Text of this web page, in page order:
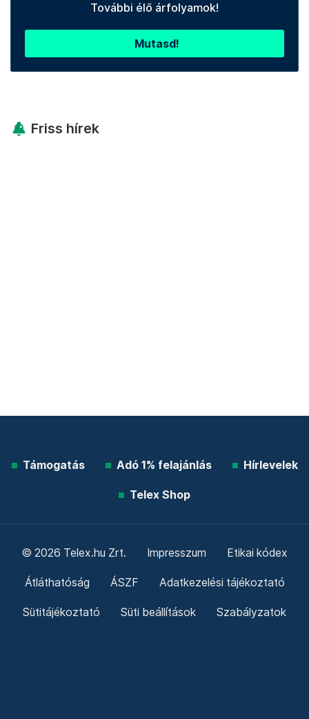
További élő árfolyamok!
Mutasd!
Friss hírek
Támogatás Adó 1% felajánlás Hírlevelek
Telex Shop
© 2026 Telex.hu Zrt. Impresszum Etikai kódex
Átláthatóság ÁSZF Adatkezelési tájékoztató
Sütitájékoztató Süti beállítások Szabályzatok